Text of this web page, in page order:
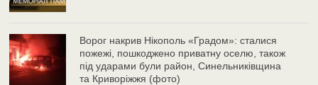
Ворог накрив Нікополь «Градом»: сталися
пожежі, пошкоджено приватну оселю, також
під ударами були район, Синельниківщина
та Криворіжжя (фото)